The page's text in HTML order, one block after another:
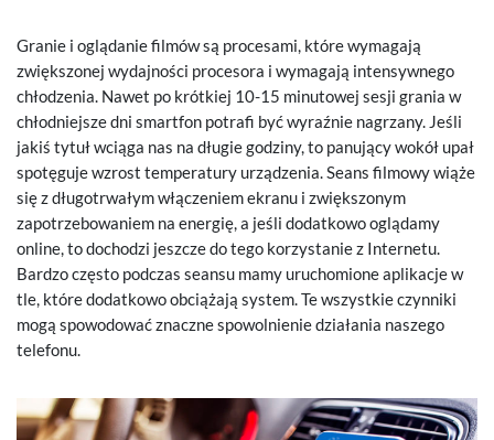
Granie i oglądanie filmów są procesami, które wymagają
zwiększonej wydajności procesora i wymagają intensywnego
chłodzenia. Nawet po krótkiej 10-15 minutowej sesji grania w
chłodniejsze dni smartfon potrafi być wyraźnie nagrzany. Jeśli
jakiś tytuł wciąga nas na długie godziny, to panujący wokół upał
spotęguje wzrost temperatury urządzenia. Seans filmowy wiąże
się z długotrwałym włączeniem ekranu i zwiększonym
zapotrzebowaniem na energię, a jeśli dodatkowo oglądamy
online, to dochodzi jeszcze do tego korzystanie z Internetu.
Bardzo często podczas seansu mamy uruchomione aplikacje w
tle, które dodatkowo obciążają system. Te wszystkie czynniki
mogą spowodować znaczne spowolnienie działania naszego
telefonu.